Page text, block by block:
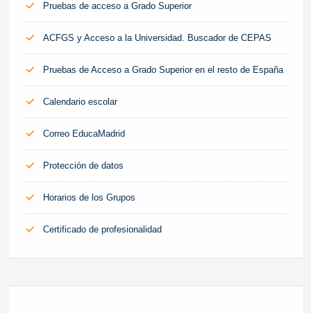
Pruebas de acceso a Grado Superior
ACFGS y Acceso a la Universidad. Buscador de CEPAS
Pruebas de Acceso a Grado Superior en el resto de España
Calendario escolar
Correo EducaMadrid
Protección de datos
Horarios de los Grupos
Certificado de profesionalidad